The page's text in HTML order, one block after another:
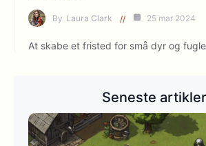
By Laura Clark 25 mar 2024
At skabe et fristed for små dyr og
Seneste artikler